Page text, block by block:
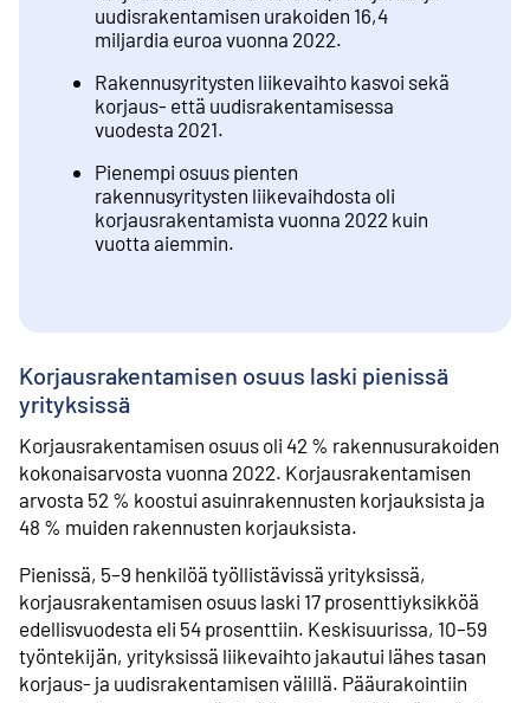
uudisrakentamisen urakoiden 16,4
miljardia euroa vuonna 2022.
Rakennusyritysten liikevaihto kasvoi sekä
korjaus- että uudisrakentamisessa
vuodesta 2021.
Pienempi osuus pienten
rakennusyritysten liikevaihdosta oli
korjausrakentamista vuonna 2022 kuin
vuotta aiemmin.
Korjausrakentamisen osuus laski pienissä
yrityksissä
Korjausrakentamisen osuus oli 42 % rakennusurakoiden
kokonaisarvosta vuonna 2022. Korjausrakentamisen
arvosta 52 % koostui asuinrakennusten korjauksista ja
48 % muiden rakennusten korjauksista.
Pienissä, 5–9 henkilöä työllistävissä yrityksissä,
korjausrakentamisen osuus laski 17 prosenttiyksikköä
edellisvuodesta eli 54 prosenttiin. Keskisuurissa, 10–59
työntekijän, yrityksissä liikevaihto jakautui lähes tasan
korjaus- ja uudisrakentamisen välillä. Pääurakointiin